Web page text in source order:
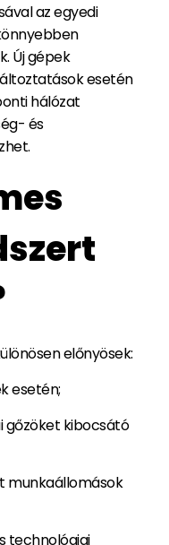
az egyedi
Új gépek
esetén
hálózat
és
előnyösek:
esetén;
gőzöket kibocsátó
munkaállomások
technológiai